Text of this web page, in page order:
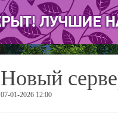
Новый
07-01-2026 12:00